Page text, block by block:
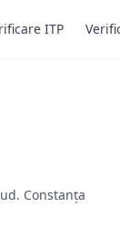
ITP
Constanța